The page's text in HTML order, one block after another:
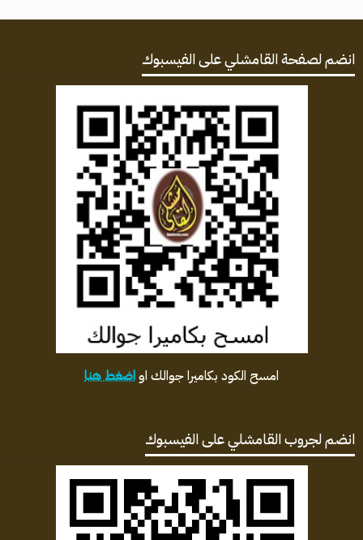
انضم لصفحة القامشلي على الفيسبوك
امسح الكود بكاميرا جوالك اواضغط هنا
انضم لجروب القامشلي على الفيسبوك